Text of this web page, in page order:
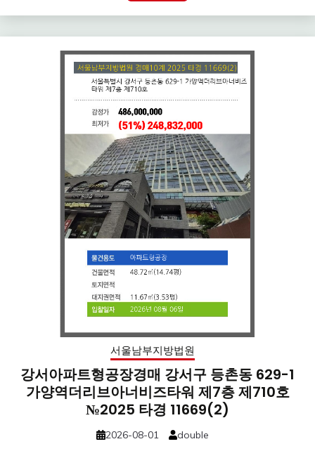
서울남부지방법원
강서아파트형공장경매 강서구 등촌동 629-1
가양역더리브아너비즈타워 제7층 제710호
№2025 타경 11669(2)
2026-08-01 double